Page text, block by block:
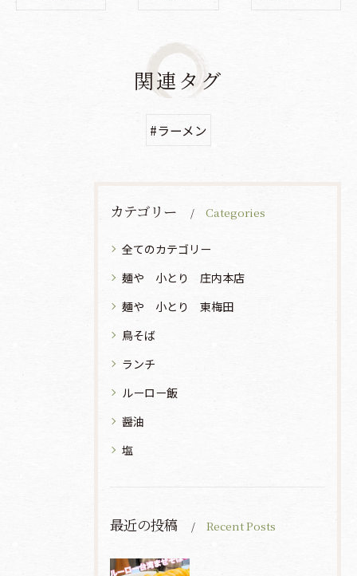
関連タグ
#ラーメン
カテゴリー Categories
全てのカテゴリー
麺や 小とり 庄内本店
麺や 小とり 東梅田
鳥そば
ランチ
ルーロー飯
醤油
塩
最近の投稿 Recent Posts